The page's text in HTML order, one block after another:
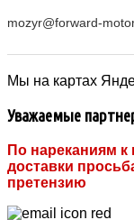
mozyr@forward-
Мы на картах
Уважаемые
По нареканиям к
доставки
претензию